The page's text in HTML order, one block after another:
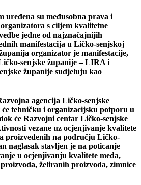
uređena su međusobna prava i
s ciljem kvalitetne
jedne od najznačajnijih
manifestacija u Ličko-senjskoj
organizator je manifestacije,
senjske županije – LIRA i
županije sudjeluju kao
agencija Ličko-senjske
tehničku i organizacijsku potporu u
će Razvojni centar Ličko-senjske
vezane uz ocjenjivanje kvalitete
proizvedenih na području Ličko-
naglasak stavljen je na poticanje
u ocjenjivanju kvalitete meda,
želiranih proizvoda, zimnice